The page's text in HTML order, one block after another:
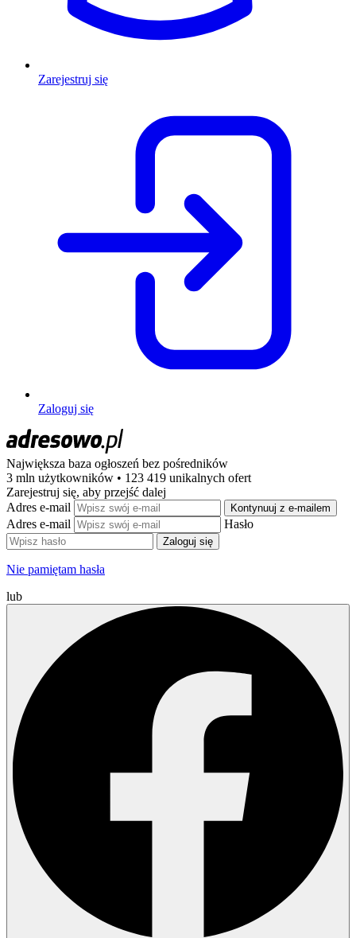
Zarejestruj się
Zaloguj się
Największa baza ogłoszeń bez pośredników
3 mln użytkowników • 123 419 unikalnych ofert
Zarejestruj się, aby przejść dalej
Adres e-mail
Kontynuuj z e-mailem
Adres e-mail Hasło
Zaloguj się
Nie pamiętam hasła
lub